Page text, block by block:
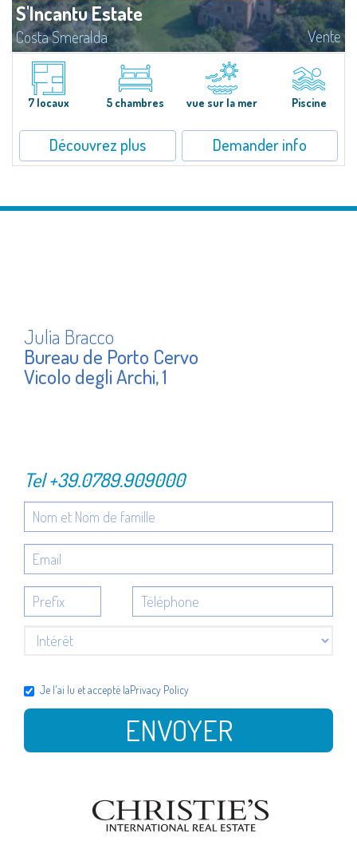
S'Incantu Estate
Costa Smeralda Vente
Superbe villa au style typique de la Gallura, caractérisant toutes les plus
belles demeures de la Costa Smeralda.Sur les vertes collines de San
Pantaleo, position exceptionnelle et discrète, Villa Aglentina jouit d'une...
7 locaux 5 chambres vue sur la mer Piscine
Découvrez plus Demander info
Julia Bracco
Bureau de Porto Cervo
Vicolo degli Archi, 1
Tel+39.0789.909000
Je l'ai lu et accepté laPrivacy Policy
ENVOYER